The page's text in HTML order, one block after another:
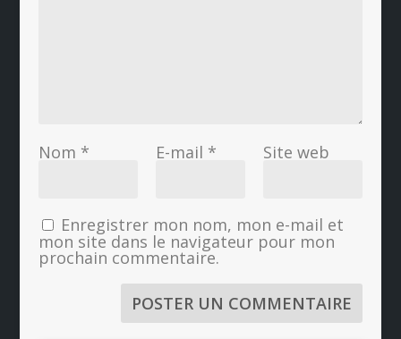
Nom * E-mail * Site web
Enregistrer mon nom, mon e-mail et
mon site dans le navigateur pour mon
prochain commentaire.